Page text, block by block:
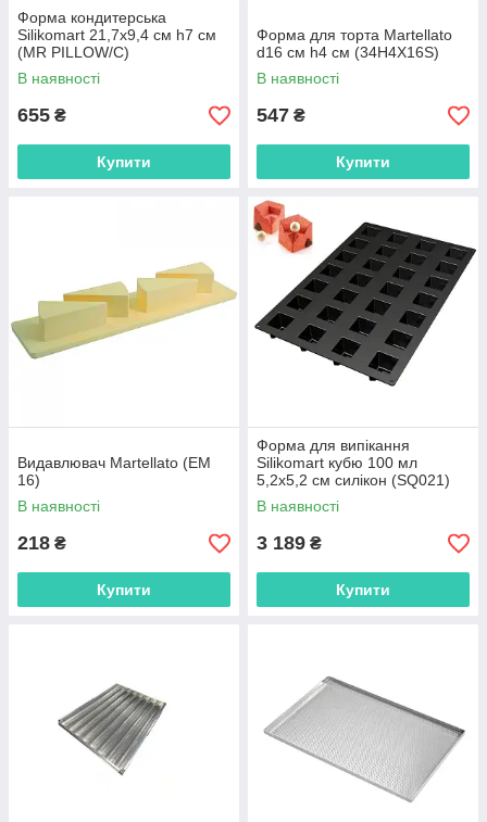
Форма кондитерська
Silikomart 21,7х9,4 см h7 см
(MR PILLOW/C)
В наявності
655 ₴
Купити
Форма для торта Martellato
d16 см h4 см (34H4X16S)
В наявності
547 ₴
Купити
Видавлювач Martellato (EM
16)
В наявності
218 ₴
Купити
Форма для випікання
Silikomart кубю 100 мл
5,2х5,2 см силікон (SQ021)
В наявності
3 189 ₴
Купити